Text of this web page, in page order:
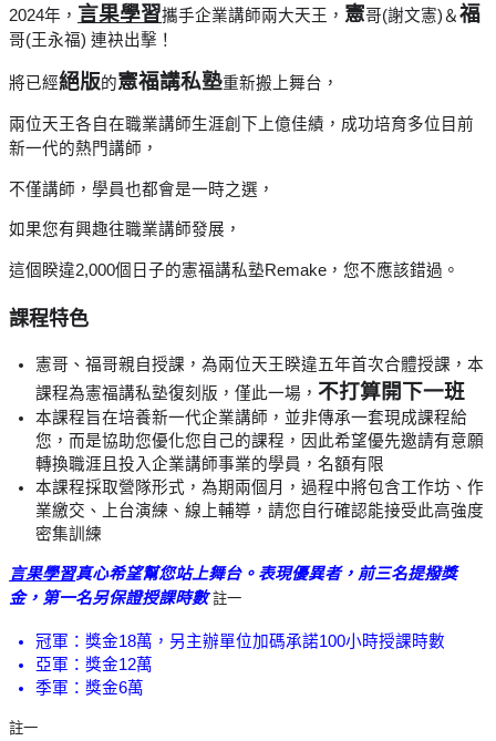
2024年， 言果學習攜手企業講師兩大天王， 憲哥(謝文憲)＆福
哥(王永福) 連袂出擊！
將已經絕版的憲福講私塾重新搬上舞台，
兩位天王各自在職業講師生涯創下上億佳績，成功培育多位目前
新一代的熱門講師，
不僅講師，學員也都會是一時之選，
如果您有興趣往職業講師發展，
這個睽違2,000個日子的憲福講私塾Remake，您不應該錯過。
課程特色
憲哥、福哥親自授課，為兩位天王睽違五年首次合體授課，本
課程為憲福講私塾復刻版，僅此一場， 不打算開下一班
本課程旨在培養新一代企業講師，並非傳承一套現成課程給
您，而是協助您優化您自己的課程，因此希望優先邀請有意願
轉換職涯且投入企業講師事業的學員，名額有限
本課程採取營隊形式，為期兩個月，過程中將包含工作坊、作
業繳交、上台演練、線上輔導，請您自行確認能接受此高強度
密集訓練
言果學習真心希望幫您站上舞台。表現優異者，前三名提撥獎
金，第一名另保證授課時數 註一
冠軍：獎金18萬，另主辦單位加碼承諾100小時授課時數
亞軍：獎金12萬
季軍：獎金6萬
註一